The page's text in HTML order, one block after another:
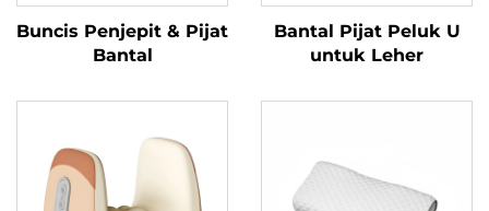
Buncis Penjepit & Pijat
Bantal
Bantal Pijat Peluk U
untuk Leher